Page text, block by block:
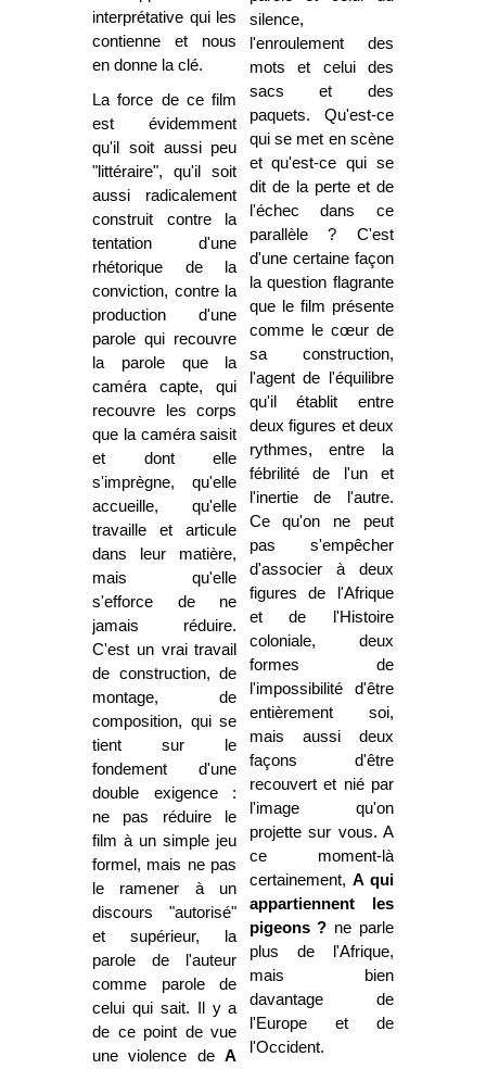
interprétative qui les
contienne et nous
en donne la clé.
La force de ce film
est évidemment
qu'il soit aussi peu
"littéraire", qu'il soit
aussi radicalement
construit contre la
tentation d'une
rhétorique de la
conviction, contre la
production d'une
parole qui recouvre
la parole que la
caméra capte, qui
recouvre les corps
que la caméra saisit
et dont elle
s'imprègne, qu'elle
accueille, qu'elle
travaille et articule
dans leur matière,
mais qu'elle
s'efforce de ne
jamais réduire.
C'est un vrai travail
de construction, de
montage, de
composition, qui se
tient sur le
fondement d'une
double exigence :
ne pas réduire le
film à un simple jeu
formel, mais ne pas
le ramener à un
discours "autorisé"
et supérieur, la
parole de l'auteur
comme parole de
celui qui sait. Il y a
de ce point de vue
une violence deA
silence,
l'enroulement des
mots et celui des
sacs et des
paquets. Qu'est-ce
qui se met en scène
et qu'est-ce qui se
dit de la perte et de
l'échec dans ce
parallèle ? C'est
d'une certaine façon
la question flagrante
que le film présente
comme le cœur de
sa construction,
l'agent de l'équilibre
qu'il établit entre
deux figures et deux
rythmes, entre la
fébrilité de l'un et
l'inertie de l'autre.
Ce qu'on ne peut
pas s'empêcher
d'associer à deux
figures de l'Afrique
et de l'Histoire
coloniale, deux
formes de
l'impossibilité d'être
entièrement soi,
mais aussi deux
façons d'être
recouvert et nié par
l'image qu'on
projette sur vous. A
ce moment-là
certainement, A qui
appartiennent les
pigeons ? ne parle
plus de l'Afrique,
mais bien
davantage de
l'Europe et de
l'Occident.